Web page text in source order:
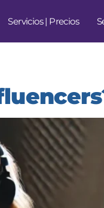
Servicios | Precios